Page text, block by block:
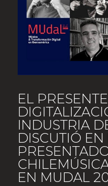
EL
INDUSTRIA
DISCUTIÓ
EN MUDAL